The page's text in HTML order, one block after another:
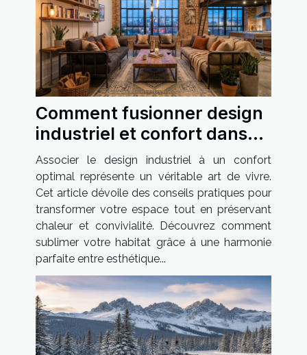
Comment fusionner design
industriel et confort dans
votre habitat ?
Associer le design industriel à un confort
optimal représente un véritable art de vivre.
Cet article dévoile des conseils pratiques pour
transformer votre espace tout en préservant
chaleur et convivialité. Découvrez comment
sublimer votre habitat grâce à une harmonie
parfaite entre esthétique...